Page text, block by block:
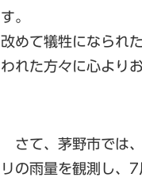
す。
改めて犠牲になられ
われた方々に心より
さて、茅野市では
リの雨量を観測し、